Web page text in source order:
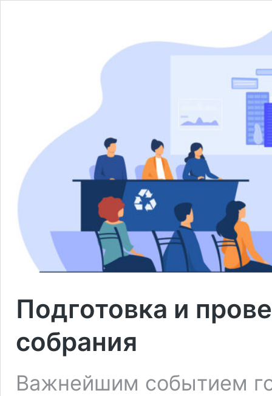
Подготовка и
собрания
Важнейшим событием